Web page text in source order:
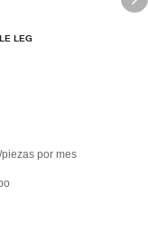
LEG
por mes